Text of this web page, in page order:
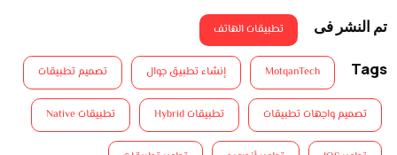
تم النشر فى تطبيقات الهاتف
Tags
MotqanTech إنشاء تطبيق جوال تصميم تطبيقات
تصميم واجهات تطبيقات تطبيقات Hybrid تطبيقات Native